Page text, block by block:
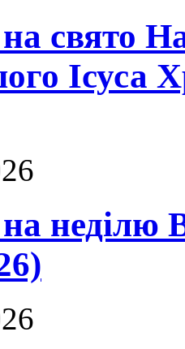
свято
Ісуса
неділю